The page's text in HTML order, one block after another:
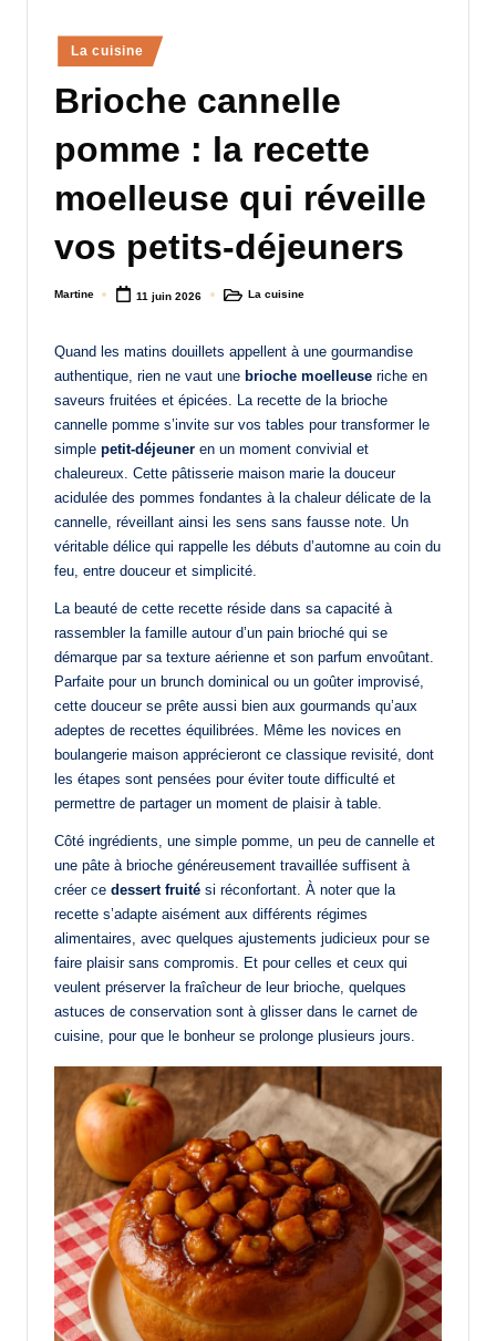
Posted
in
La cuisine
Brioche cannelle
pomme : la recette
moelleuse qui réveille
vos petits-déjeuners
Posted
Martine 11 juin 2026
PostedLa cuisine
Quand les matins douillets appellent à une gourmandise
authentique, rien ne vaut une brioche moelleuse riche en
saveurs fruitées et épicées. La recette de la brioche
cannelle pomme s’invite sur vos tables pour transformer le
simple petit-déjeuner en un moment convivial et
chaleureux. Cette pâtisserie maison marie la douceur
acidulée des pommes fondantes à la chaleur délicate de la
cannelle, réveillant ainsi les sens sans fausse note. Un
véritable délice qui rappelle les débuts d’automne au coin du
feu, entre douceur et simplicité.
La beauté de cette recette réside dans sa capacité à
rassembler la famille autour d’un pain brioché qui se
démarque par sa texture aérienne et son parfum envoûtant.
Parfaite pour un brunch dominical ou un goûter improvisé,
cette douceur se prête aussi bien aux gourmands qu’aux
adeptes de recettes équilibrées. Même les novices en
boulangerie maison apprécieront ce classique revisité, dont
les étapes sont pensées pour éviter toute difficulté et
permettre de partager un moment de plaisir à table.
Côté ingrédients, une simple pomme, un peu de cannelle et
une pâte à brioche généreusement travaillée suffisent à
créer ce dessert fruité si réconfortant. À noter que la
recette s’adapte aisément aux différents régimes
alimentaires, avec quelques ajustements judicieux pour se
faire plaisir sans compromis. Et pour celles et ceux qui
veulent préserver la fraîcheur de leur brioche, quelques
astuces de conservation sont à glisser dans le carnet de
cuisine, pour que le bonheur se prolonge plusieurs jours.